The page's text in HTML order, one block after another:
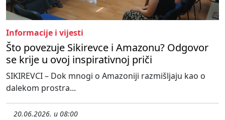
Informacije i vijesti
Što povezuje Sikirevce i Amazonu? Odgovor
se krije u ovoj inspirativnoj priči
SIKIREVCI – Dok mnogi o Amazoniji razmišljaju kao o
dalekom prostra...
20.06.2026. u 08:00